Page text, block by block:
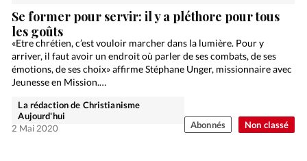
Non classé
Se former pour servir: il y a pléthore pour tous
les goûts
«Etre chrétien, c’est vouloir marcher dans la lumière. Pour y
arriver, il faut avoir un endroit où parler de ses combats, de ses
émotions, de ses choix» affirme Stéphane Unger, missionnaire avec
Jeunesse en Mission.…
La rédaction de Christianisme
Aujourd'hui
2 Mai 2020
Abonnés